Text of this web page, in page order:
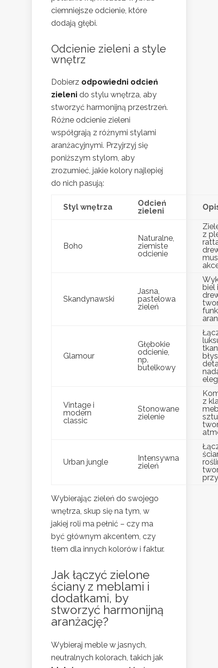
ciemniejsze odcienie, które
dodają głębi.
Odcienie zieleni a style
wnętrz
Dobierz odpowiedni odcień
zieleni do stylu wnętrza, aby
stworzyć harmonijną przestrzeń.
Różne odcienie zieleni
współgrają z różnymi stylami
aranżacyjnymi. Przyjrzyj się
poniższym stylom, aby
zrozumieć, jakie kolory najlepiej
do nich pasują:
Styl wnętrza
Odcień
zieleni
Boho
Naturalne,
ziemiste
odcienie
z
Skandynawski
Jasna,
pastelowa
zieleń
biel
Glamour
Głębokie
odcienie,
np.
butelkowy
Vintage i
modern
classic
Stonowane
zielenie
z
Urban jungle
Intensywna
zieleń
Wybierając zieleń do swojego
wnętrza, skup się na tym, w
jakiej roli ma pełnić – czy ma
być głównym akcentem, czy
tłem dla innych kolorów i faktur.
Jak łączyć zielone
ściany z meblami i
dodatkami, by
stworzyć harmonijną
aranżację?
Wybieraj meble w jasnych,
neutralnych kolorach, takich jak